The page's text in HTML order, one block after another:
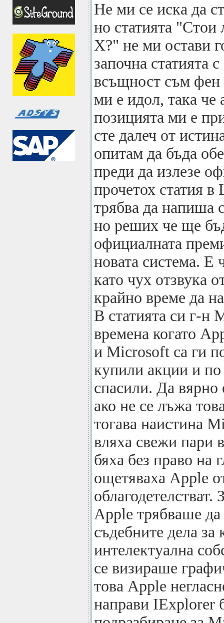
Не ми се иска да
но статията
X?" не ми остави
започна статията
всъщност съм
ми е идол, така че
позицията ми е
сте далеч от
опитам да бъда
преди да излезе
прочетох статия
трябва да напиша
но реших че ще
официалната
новата система. Е
като чух отзвука
крайно време да
В статията си г-н
времена когато
и Microsoft са ги
купили акции и по
спасили. Да вярно
ако не се лъжа
тогава наистина
вляха свежи пари
бяха без право на
ощетяваха Apple
Apple трябваше да
съдебните дела за
интелектуална
се визираше
това Apple
направи IExplorer